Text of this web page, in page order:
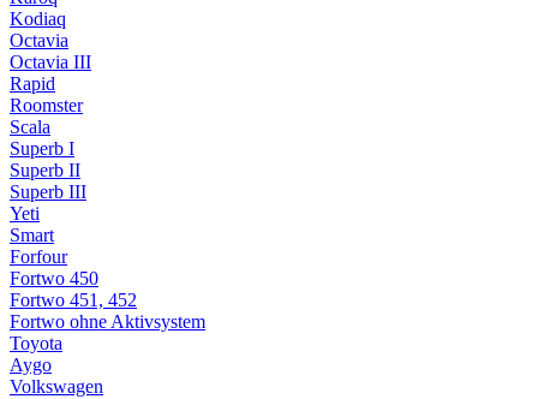
Kodiaq
Octavia
Octavia III
Rapid
Roomster
Scala
Superb I
Superb II
Superb III
Yeti
Smart
Forfour
Fortwo 450
Fortwo 451, 452
Fortwo ohne Aktivsystem
Toyota
Aygo
Volkswagen